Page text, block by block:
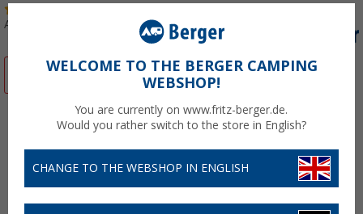
Art.-Nr.: 445620
WELCOME TO THE BERGER CAMPING
WEBSHOP!
You are currently on www.fritz-berger.de.
Would you rather switch to the store in English?
CHANGE TO THE WEBSHOP IN ENGLISH